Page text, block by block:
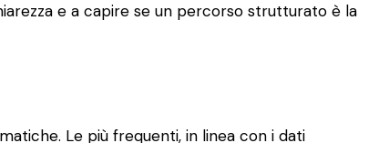
e a capire se un percorso strutturato è la
Le più frequenti, in linea con i dati